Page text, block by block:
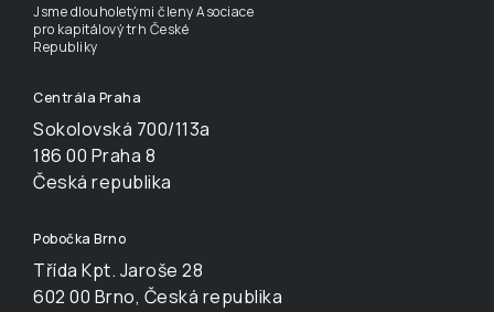
Jsme dlouholetými členy Asociace
pro kapitálový trh České
Republiky
Centrála Praha
Sokolovská 700/113a
186 00 Praha 8
Česká republika
Pobočka Brno
Třída Kpt. Jaroše 28
602 00 Brno, Česká republika